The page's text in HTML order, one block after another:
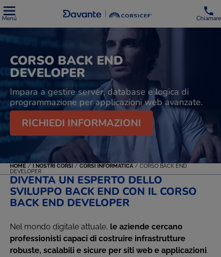
Menú Chiamare
CORSO BACK END
DEVELOPER
Impara a gestire server, database e logica di
programmazione per applicazioni web avanzate.
RICHIEDI INFORMAZIONI
HOME / I NOSTRI CORSI / CORSI INFORMATICA / CORSO BACK END
DEVELOPER
DIVENTA UN ESPERTO DELLO
SVILUPPO BACK END CON IL CORSO
BACK END DEVELOPER
Nel mondo digitale attuale, le aziende cercano
professionisti capaci di costruire infrastrutture
robuste, scalabili e sicure per siti web e applicazioni.